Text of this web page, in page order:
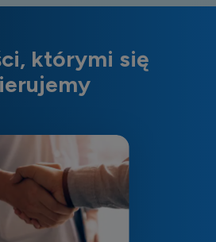
którymi się